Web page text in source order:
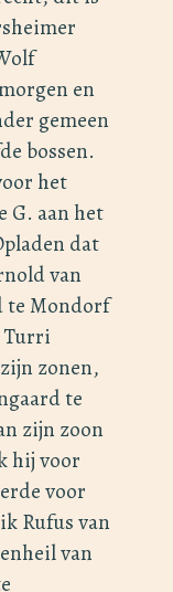
en
gemeen
bossen.
het
G. aan het
dat
van
te Mondorf
Turri
zonen,
te
zijn zoon
hij voor
voor
Rufus van
van